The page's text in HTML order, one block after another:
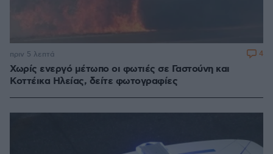
Χωρίς ενεργό μέτωπο οι φωτιές σε Γαστούνη και
Κοττέικα Ηλείας, δείτε φωτογραφίες
πριν 5 λεπτά 4